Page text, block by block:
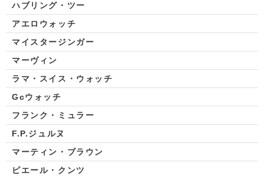
ハブリング・ツー
アエロウォッチ
マイスタージンガー
マーヴィン
ラマ・スイス・ウォッチ
Gcウォッチ
フランク・ミュラー
F.P.ジュルヌ
マーティン・ブラウン
ピエール・クンツ